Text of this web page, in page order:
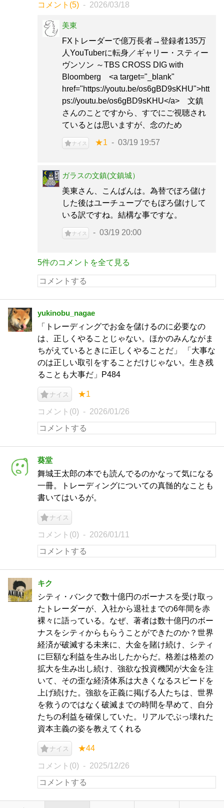
コメント(5) 2026/03/18
美東
FXトレーダーで億万長者→登録者135万
人YouTuberに転身／ギャリー・スティー
ヴンソン ～TBS CROSS DIG with
Bloomberg <a target="_blank"
href="https://youtu.be/os6gBD9sKHU">htt
ps://youtu.be/os6gBD9sKHU</a> 文鎮
さんのことですから、すでにご視聴され
ているとは思いますが、念のため
ナイス ★1 03/19 19:57
ガラスの文鎮(文鎮城）
美東さん、こんばんは。為替でぼろ儲け
した後はユーチューブでもぼろ儲けして
いる訳ですね。結構な事ですな。
ナイス 03/19 20:00
5件のコメントを全て見る
yukinobu_nagae
「トレーディングでお金を儲けるのに必要なの
は、正しくやることじゃない。ほかのみんながま
ちがえているときに正しくやることだ」 「大事な
のは正しい取引をすることだけじゃない。生き残
ることも大事だ」P484
ナイス ★1
コメント(0) 2026/01/26
葵堂
舞城王太郎の本でも読んでるのかなって気になる
一冊。トレーディングについての真髄的なことも
書いてはいるが。
ナイス
コメント(0) 2026/01/11
キク
シティ・バンクで数十億円のボーナスを受け取っ
たトレーダーが、入社から退社までの6年間を赤
裸々に語っている。なぜ、著者は数十億円のボー
ナスをシティからもらうことができたのか？世界
経済が破滅する未来に、大金を賭け続け、シティ
に巨額な利益を生み出したからだ。格差は格差の
拡大を生み出し続け、強欲な投資機関が大金を注
いて、その歪な経済体系は大きくなるスピードを
上げ続けた。強欲を正義に掲げる人たちは、世界
を救うのではなく破滅までの時間を早めて、自分
たちの利益を確保していた。リアルでぶっ壊れた
資本主義の姿を教えてくれる
ナイス ★44
コメント(0) 2025/12/26